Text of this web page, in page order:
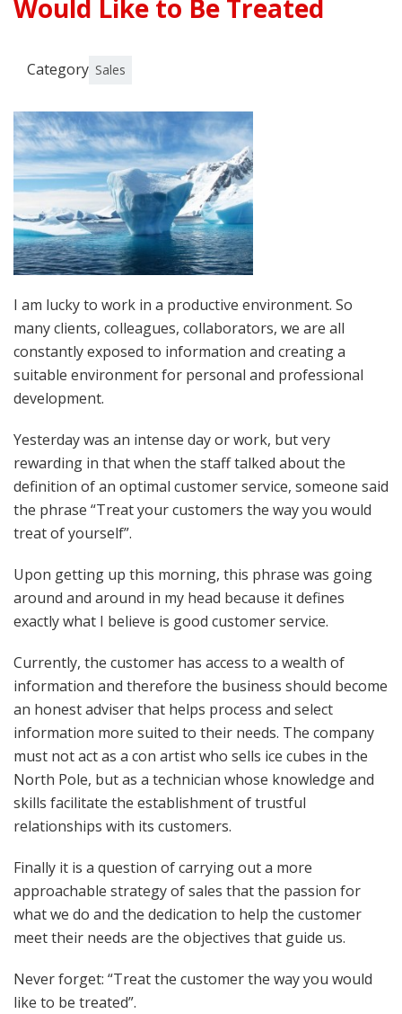
Would Like to Be Treated
Category Sales
I am lucky to work in a productive environment. So
many clients, colleagues, collaborators, we are all
constantly exposed to information and creating a
suitable environment for personal and professional
development.
Yesterday was an intense day or work, but very
rewarding in that when the staff talked about the
definition of an optimal customer service, someone said
the phrase “Treat your customers the way you would
treat of yourself”.
Upon getting up this morning, this phrase was going
around and around in my head because it defines
exactly what I believe is good customer service.
Currently, the customer has access to a wealth of
information and therefore the business should become
an honest adviser that helps process and select
information more suited to their needs. The company
must not act as a con artist who sells ice cubes in the
North Pole, but as a technician whose knowledge and
skills facilitate the establishment of trustful
relationships with its customers.
Finally it is a question of carrying out a more
approachable strategy of sales that the passion for
what we do and the dedication to help the customer
meet their needs are the objectives that guide us.
Never forget: “Treat the customer the way you would
like to be treated”.